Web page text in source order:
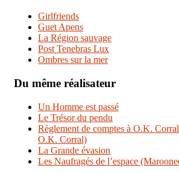
Girlfriends
Guet Apens
La Région sauvage
Post Tenebras Lux
Ombres sur la mer
Du même réalisateur
Un Homme est passé
Le Trésor du pendu
Règlement de comptes à O.K.
O.K. Corral)
La Grande évasion
Les Naufragés de l’espace